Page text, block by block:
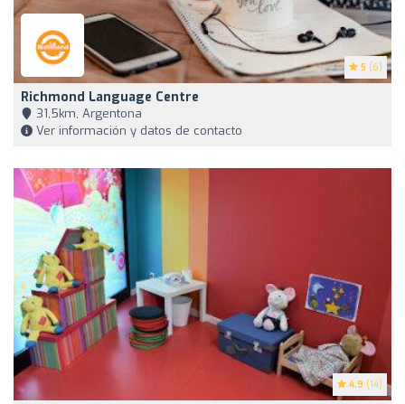
5 (6)
Richmond Language Centre
31,5km, Argentona
Ver información y datos de contacto
4.9 (14)